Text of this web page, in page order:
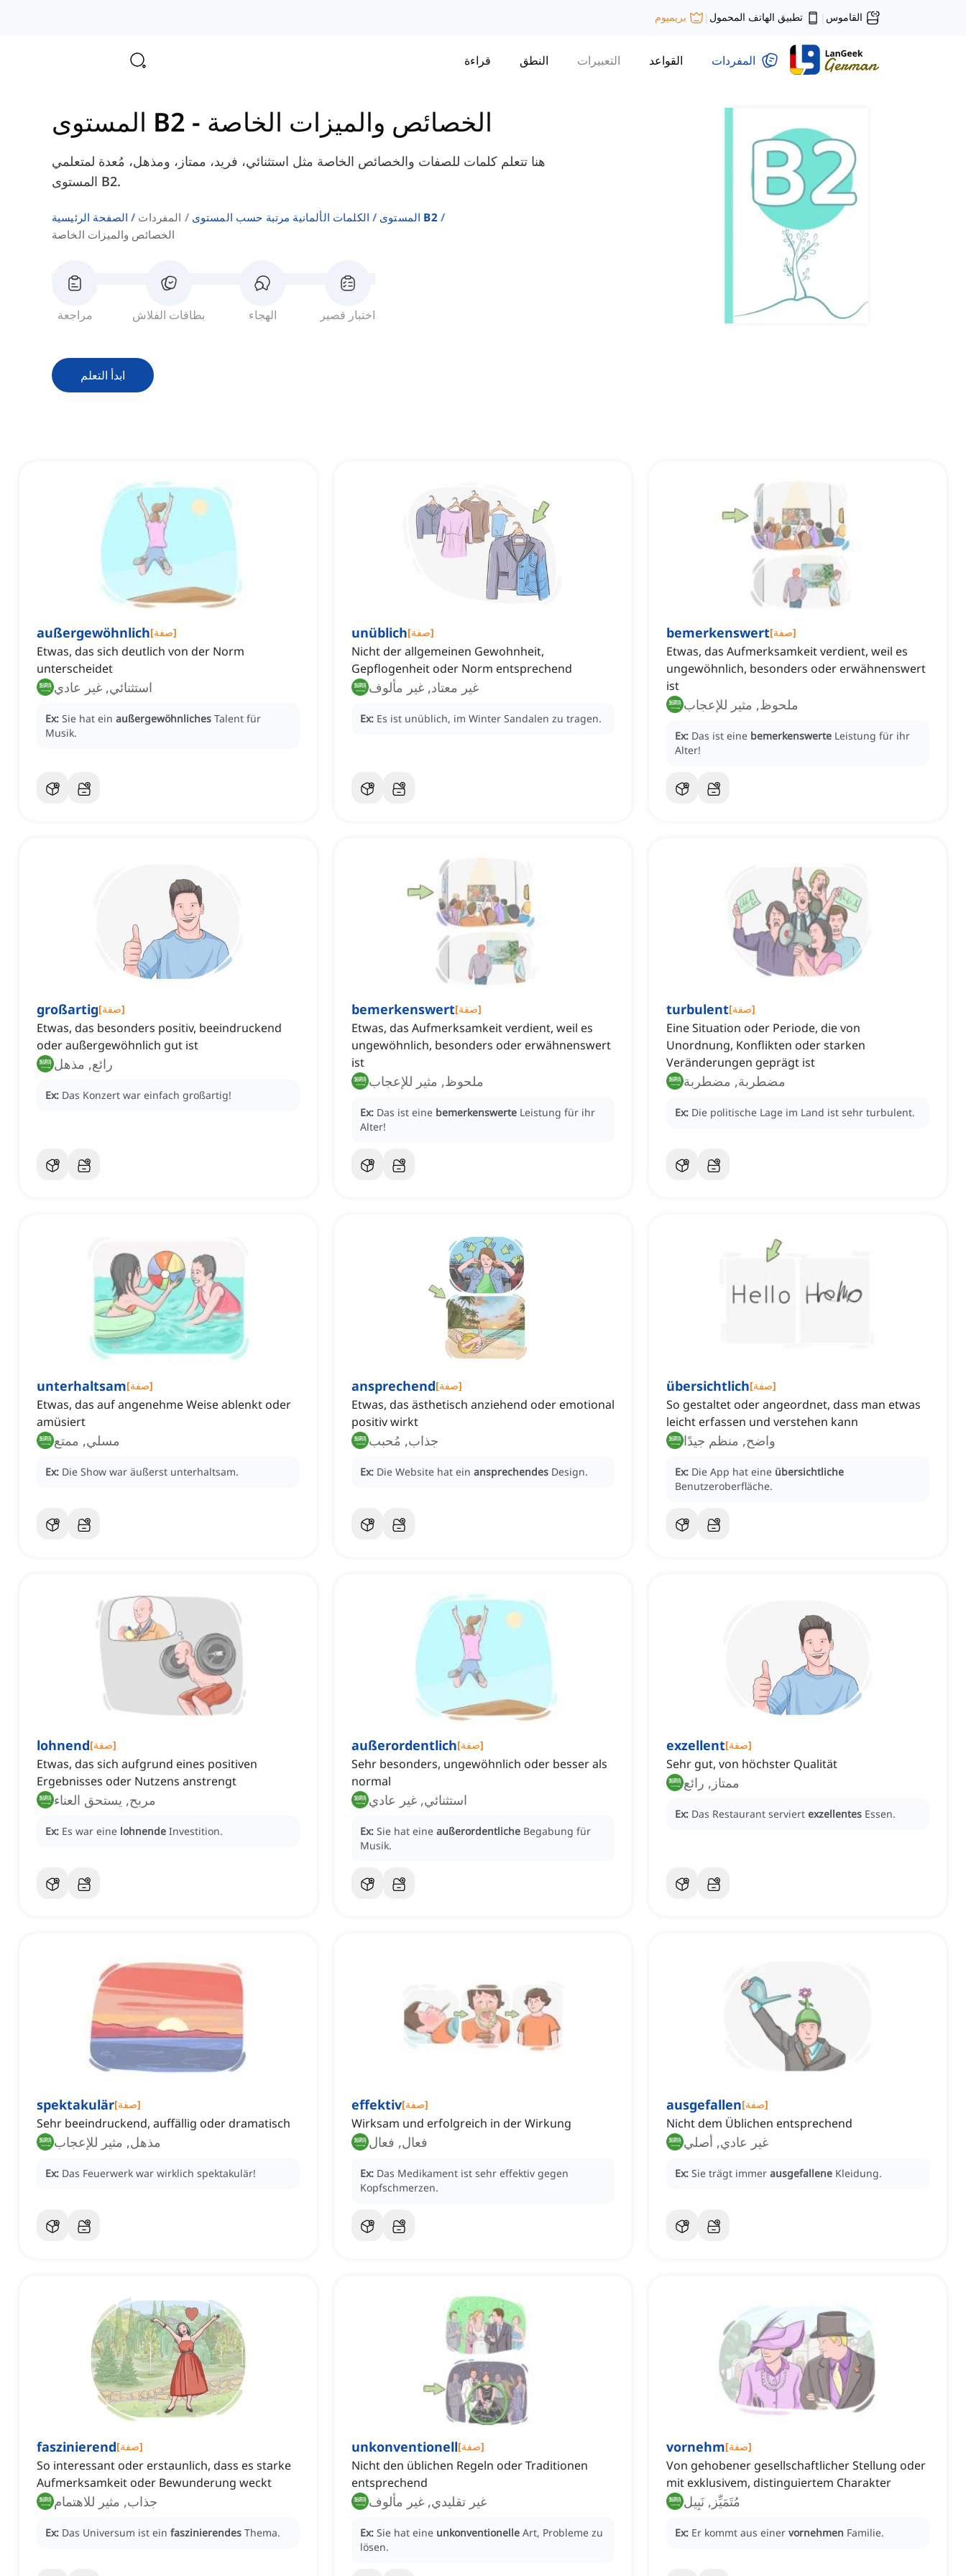
القاموس | تطبيق الهاتف المحمول | بريميوم
المفردات القواعد التعبيرات النطق قراءة
المستوى B2 - الخصائص والميزات الخاصة
هنا تتعلم كلمات للصفات والخصائص الخاصة مثل استثنائي، فريد، ممتاز، ومذهل، مُعدة لمتعلمي
المستوى B2.
الصفحة الرئيسية المفردات الكلمات الألمانية مرتبة حسب المستوى
المستوى B2
الخصائص والميزات الخاصة
مراجعة بطاقات الفلاش الهجاء اختبار قصير
ابدأ التعلم
außergewöhnlich[صفة]
Etwas, das sich deutlich von der Norm
unterscheidet
استثنائي, غير عادي
Ex: Sie hat ein außergewöhnliches Talent für
Musik.
unüblich[صفة]
Nicht der allgemeinen Gewohnheit,
Gepflogenheit oder Norm entsprechend
غير معتاد, غير مألوف
Ex: Es ist unüblich, im Winter Sandalen zu tragen.
bemerkenswert[صفة]
Etwas, das Aufmerksamkeit verdient, weil es
ungewöhnlich, besonders oder erwähnenswert
ist
ملحوظ, مثير للإعجاب
Ex: Das ist eine bemerkenswerte Leistung für ihr
Alter!
großartig[صفة]
Etwas, das besonders positiv, beeindruckend
oder außergewöhnlich gut ist
رائع, مذهل
Ex: Das Konzert war einfach großartig!
bemerkenswert[صفة]
Etwas, das Aufmerksamkeit verdient, weil es
ungewöhnlich, besonders oder erwähnenswert
ist
ملحوظ, مثير للإعجاب
Ex: Das ist eine bemerkenswerte Leistung für ihr
Alter!
turbulent[صفة]
Eine Situation oder Periode, die von
Unordnung, Konflikten oder starken
Veränderungen geprägt ist
مضطربة, مضطربة
Ex: Die politische Lage im Land ist sehr turbulent.
unterhaltsam[صفة]
Etwas, das auf angenehme Weise ablenkt oder
amüsiert
مسلي, ممتع
Ex: Die Show war äußerst unterhaltsam.
ansprechend[صفة]
Etwas, das ästhetisch anziehend oder emotional
positiv wirkt
جذاب, مُحبب
Ex: Die Website hat ein ansprechendes Design.
übersichtlich[صفة]
So gestaltet oder angeordnet, dass man etwas
leicht erfassen und verstehen kann
واضح, منظم جيدًا
Ex: Die App hat eine übersichtliche
Benutzeroberfläche.
lohnend[صفة]
Etwas, das sich aufgrund eines positiven
Ergebnisses oder Nutzens anstrengt
مربح, يستحق العناء
Ex: Es war eine lohnende Investition.
außerordentlich[صفة]
Sehr besonders, ungewöhnlich oder besser als
normal
استثنائي, غير عادي
Ex: Sie hat eine außerordentliche Begabung für
Musik.
exzellent[صفة]
Sehr gut, von höchster Qualität
ممتاز, رائع
Ex: Das Restaurant serviert exzellentes Essen.
spektakulär[صفة]
Sehr beeindruckend, auffällig oder dramatisch
مذهل, مثير للإعجاب
Ex: Das Feuerwerk war wirklich spektakulär!
effektiv[صفة]
Wirksam und erfolgreich in der Wirkung
فعال, فعال
Ex: Das Medikament ist sehr effektiv gegen
Kopfschmerzen.
ausgefallen[صفة]
Nicht dem Üblichen entsprechend
غير عادي, أصلي
Ex: Sie trägt immer ausgefallene Kleidung.
faszinierend[صفة]
So interessant oder erstaunlich, dass es starke
Aufmerksamkeit oder Bewunderung weckt
جذاب, مثير للاهتمام
Ex: Das Universum ist ein faszinierendes Thema.
unkonventionell[صفة]
Nicht den üblichen Regeln oder Traditionen
entsprechend
غير تقليدي, غير مألوف
Ex: Sie hat eine unkonventionelle Art, Probleme zu
lösen.
vornehm[صفة]
Von gehobener gesellschaftlicher Stellung oder
mit exklusivem, distinguiertem Charakter
مُتَمَيِّز, نَبِيل
Ex: Er kommt aus einer vornehmen Familie.